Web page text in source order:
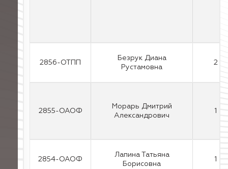
2856-ОТПП
Безрук Диана
Рустамовна
2
2855-ОАОФ
Морарь Дмитрий
Александрович
1
2854-ОАОФ
Лапина Татьяна
Борисовна
1